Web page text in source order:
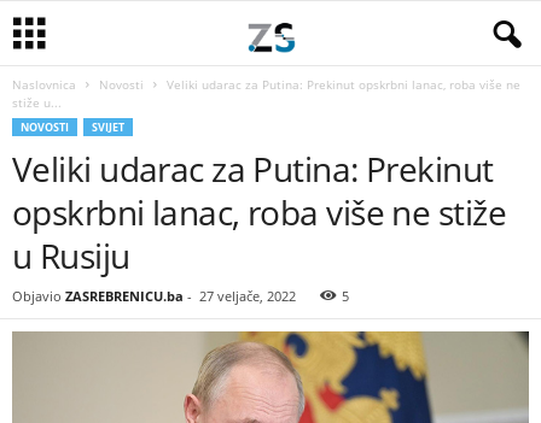
Naslovnica Novosti
Veliki udarac za Putina: Prekinut opskrbni lanac, roba više ne
stiže u...
NOVOSTI SVIJET
Veliki udarac za Putina: Prekinut
opskrbni lanac, roba više ne stiže
u Rusiju
Objavio ZASREBRENICU.ba - 27 veljače, 2022 5